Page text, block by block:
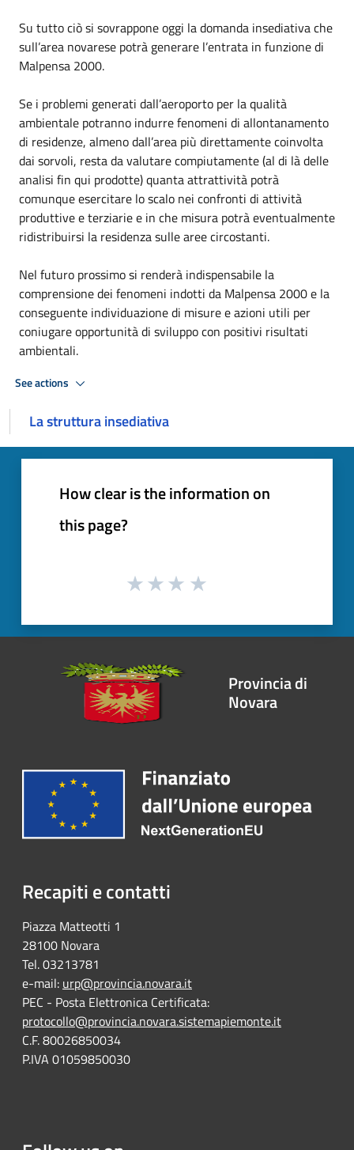
Su tutto ciò si sovrappone oggi la domanda insediativa che
sull’area novarese potrà generare l’entrata in funzione di
Malpensa 2000.
Se i problemi generati dall’aeroporto per la qualità
ambientale potranno indurre fenomeni di allontanamento
di residenze, almeno dall’area più direttamente coinvolta
dai sorvoli, resta da valutare compiutamente (al di là delle
analisi fin qui prodotte) quanta attrattività potrà
comunque esercitare lo scalo nei confronti di attività
produttive e terziarie e in che misura potrà eventualmente
ridistribuirsi la residenza sulle aree circostanti.
Nel futuro prossimo si renderà indispensabile la
comprensione dei fenomeni indotti da Malpensa 2000 e la
conseguente individuazione di misure e azioni utili per
coniugare opportunità di sviluppo con positivi risultati
ambientali.
See actions
La struttura insediativa
How clear is the information on
this page?
Provincia di
Novara
Recapiti e contatti
Piazza Matteotti 1
28100 Novara
Tel. 03213781
e-mail: urp@provincia.novara.it
PEC - Posta Elettronica Certificata:
protocollo@provincia.novara.sistemapiemonte.it
C.F. 80026850034
P.IVA 01059850030